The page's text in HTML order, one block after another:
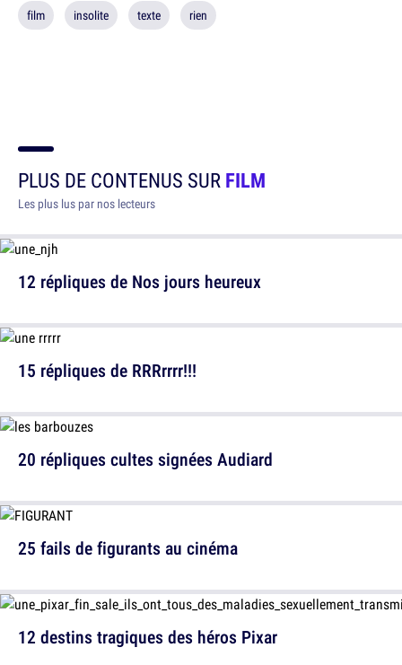
film insolite texte rien
PLUS DE CONTENUS SURFILM
Les plus lus par nos lecteurs
12 répliques de Nos jours heureux
20 répliques cultes signées Audiard
12 destins tragiques des héros Pixar
15 répliques de RRRrrrr!!!
25 fails de figurants au cinéma